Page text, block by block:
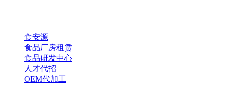
食安源
食品厂房租赁
食品研发中心
人才代招
OEM代加工